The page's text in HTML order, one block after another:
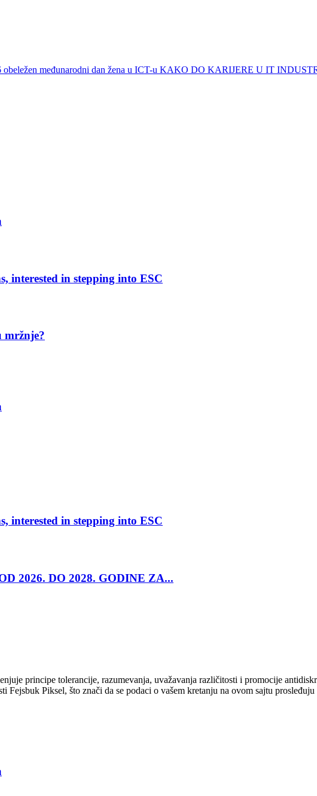
obeležen međunarodni dan žena u ICT-u KAKO DO KARIJERE U IT
interested in stepping into ESC
mržnje?
interested in stepping into ESC
2026. DO 2028. GODINE ZA...
principe tolerancije, razumevanja, uvažavanja različitosti i promocije
Fejsbuk Piksel, što znači da se podaci o vašem kretanju na ovom sajtu